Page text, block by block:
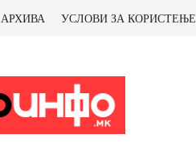
АРХИВА УСЛОВИ ЗА КОРИСТЕЊЕ